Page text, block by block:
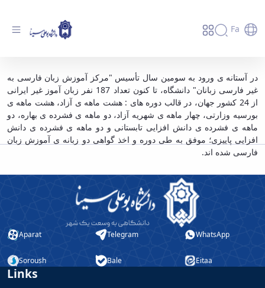
Fa
طول 2 سال فعالیت مرکز آموزش زبان فارسی
دانشگاه" - دانشگاه بوعلی سینا همدان
در آستانه ی ورود به سومین سال تأسیس "مرکز آموزش زبان فارسی به
غیر فارسی زبانان" دانشگاه، تا کنون تعداد 187 نفر زبان آموز غیر ایرانی
از 24 کشور جهان، در قالب دوره های : هشت ماهه ی آزاد، هشت ماهه ی
بورسیه وزارتی، چهار ماهه ی شهریه آزاد، دو ماهه ی فشرده ی بهاره، دو
ماهه ی فشرده ی دانش افزایی تابستانی و دو ماهه ی فشرده ی دانش
افزایی پاییزی؛ موفق به طی دوره و اخذ گواهی دو زبانه ی آموزش زبان
فارسی شده اند.
Aparat Telegram WhatsApp
Soroush Bale Eitaa
Links